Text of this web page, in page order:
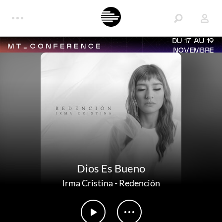
DU 17 AU 19
NOVEMBRE
Dios Es Bueno
Irma Cristina-Redención